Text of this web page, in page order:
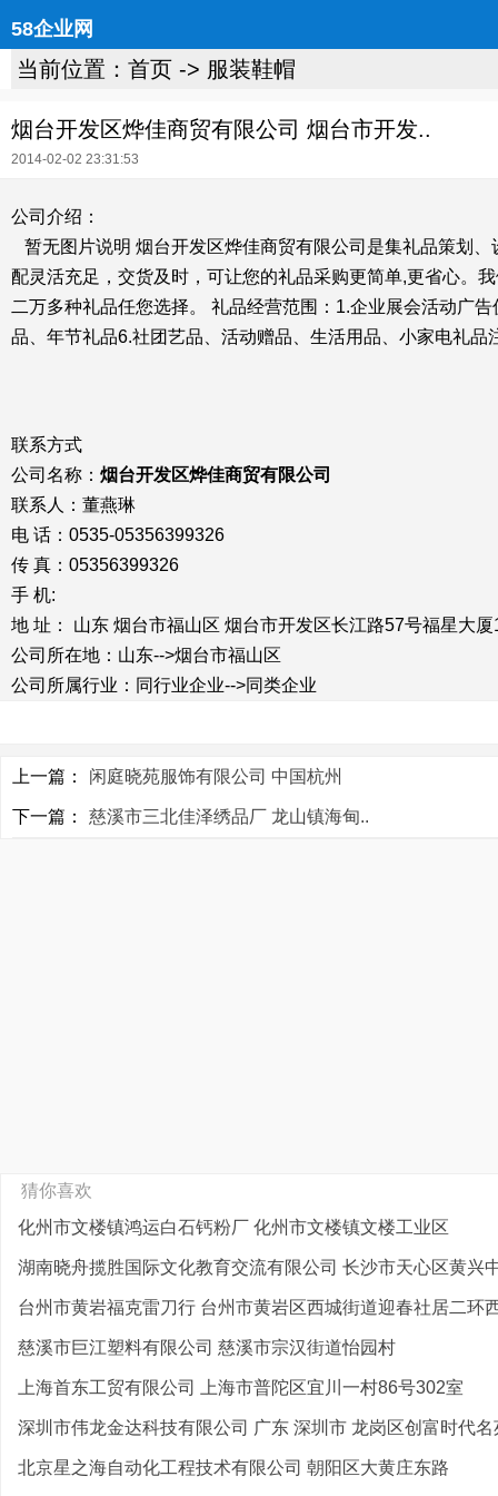
58企业网
当前位置： 首页 -> 服装鞋帽
烟台开发区烨佳商贸有限公司 烟台市开发..
2014-02-02 23:31:53
公司介绍：
暂无图片说明 烟台开发区烨佳商贸有限公司是集礼品策划
配灵活充足，交货及时，可让您的礼品采购更简单,更省心。
二万多种礼品任您选择。 礼品经营范围：1.企业展会活动广
品、年节礼品6.社团艺品、活动赠品、生活用品、小家电礼
联系方式
公司名称： 烟台开发区烨佳商贸有限公司
联系人：董燕琳
电 话：0535-05356399326
传 真：05356399326
手 机:
地 址： 山东 烟台市福山区 烟台市开发区长江路57号福星大厦
公司所在地：山东-->烟台市福山区
公司所属行业：同行业企业-->同类企业
上一篇： 闲庭晓苑服饰有限公司 中国杭州
下一篇： 慈溪市三北佳泽绣品厂 龙山镇海甸..
猜你喜欢
化州市文楼镇鸿运白石钙粉厂 化州市文楼镇文楼工业区
湖南晓舟揽胜国际文化教育交流有限公司 长沙市天心区黄兴
台州市黄岩福克雷刀行 台州市黄岩区西城街道迎春社居二环
慈溪市巨江塑料有限公司 慈溪市宗汉街道怡园村
上海首东工贸有限公司 上海市普陀区宜川一村86号302室
深圳市伟龙金达科技有限公司 广东 深圳市 龙岗区创富时代名
北京星之海自动化工程技术有限公司 朝阳区大黄庄东路